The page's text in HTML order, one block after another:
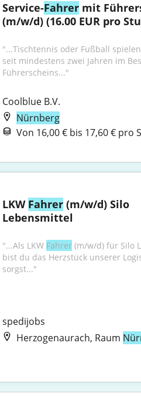
Service-Fahrer mit
(m/w/d) (16.00 EUR pro
"...Tischtennis oder Fußball
seit mindestens zwei Jahren im
Führerscheins..."
Coolblue B.V.
Nürnberg
Von 16,00 € bis 17,60 € pro
LKW Fahrer (m/w/d) Silo
Lebensmittel
"...Als LKW Fahrer (m/w/d) für Silo
bist du das Herzstück unserer
sorgst..."
spedijobs
Herzogenaurach, Raum